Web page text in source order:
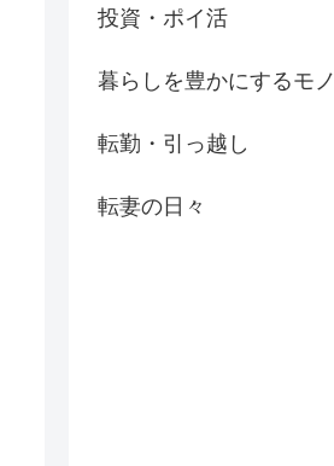
投資・ポイ活
暮らしを豊かにするモノ
転勤・引っ越し
転妻の日々